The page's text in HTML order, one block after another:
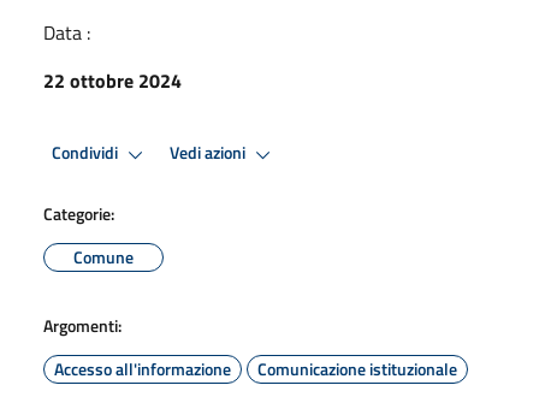
Data :
22 ottobre 2024
Condividi Vedi azioni
Categorie:
Comune
Argomenti:
Accesso all'informazione
Comunicazione istituzionale